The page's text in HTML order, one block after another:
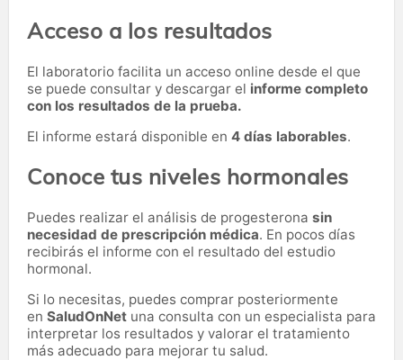
Acceso a los resultados
El laboratorio facilita un acceso online desde el que
se puede consultar y descargar el informe completo
con los resultados de la prueba.
El informe estará disponible en 4 días laborables.
Conoce tus niveles hormonales
Puedes realizar el análisis de progesterona sin
necesidad de prescripción médica. En pocos días
recibirás el informe con el resultado del estudio
hormonal.
Si lo necesitas, puedes comprar posteriormente
en SaludOnNet una consulta con un especialista para
interpretar los resultados y valorar el tratamiento
más adecuado para mejorar tu salud.